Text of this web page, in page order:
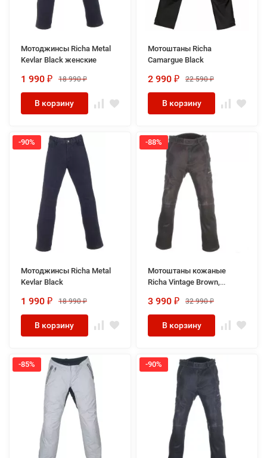
Мотоджинсы Richa Metal
Kevlar Black женские
1 990 ₽ 18 990 ₽
В корзину
Мотоштаны Richa
Camargue Black
2 990 ₽ 22 590 ₽
В корзину
-90%
Мотоджинсы Richa Metal
Kevlar Black
1 990 ₽ 18 990 ₽
В корзину
-88%
Мотоштаны кожаные
Richa Vintage Brown,
3 990 ₽ 32 990 ₽
В корзину
-85% -90%